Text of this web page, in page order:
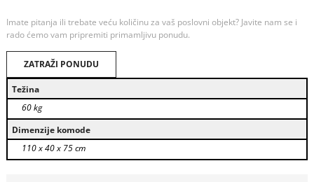
Imate pitanja ili trebate veću količinu za vaš poslovni objekt? Javite nam se i
rado ćemo vam pripremiti primamljivu ponudu.
ZATRAŽI PONUDU
Težina
60 kg
Dimenzije komode
110 x 40 x 75 cm